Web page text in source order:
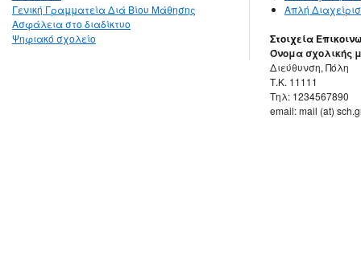
Γενική Γραμματεία Διά Βίου Μάθησης
Ασφάλεια στο διαδίκτυο
Ψηφιακό σχολείο
Απλή
Στοιχεία
Όνομα σχολικής
Διεύθυνση, Πόλη
Τ.Κ. 11111
Τηλ: 1234567890
email: mail (at)